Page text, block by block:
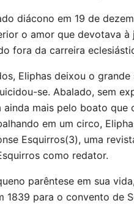
diácono em 19 de
o amor que devotava
fora da carreira
Eliphas deixou o
se. Abalado, sem
ainda mais pelo boato
em um circo,
Esquirros(3), uma
como redator.
parêntese em sua
1839 para o convento de